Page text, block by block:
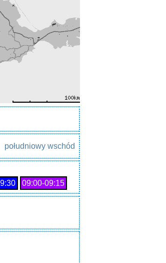
południowy wschód
09:00‑09:15